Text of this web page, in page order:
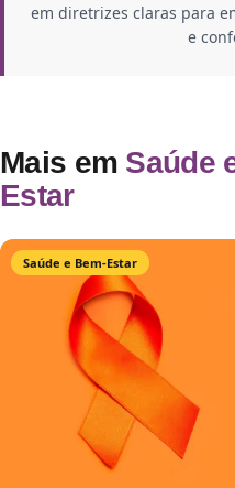
em diretrizes claras para
e
Mais em Saúde
Estar
Saúde e Bem-Estar